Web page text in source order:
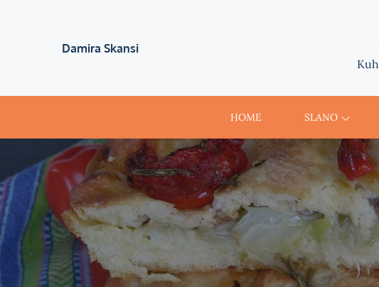
Damira Skansi
HOME SLANO